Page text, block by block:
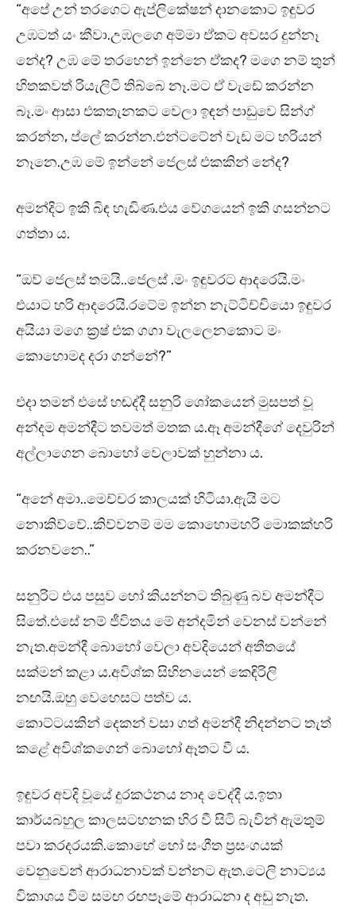
“අපේ උන් තරගෙට ඇප්ලිකේෂන් දානකොට ඉඳුවර
උඹටත් යං කීවා.උඹලගෙ අම්මා ඒකට අවසර දුන්නෑ
නේද? උඹ මේ තරහෙන් ඉන්නෙ ඒකද? මගෙ නම් තුන්
හිතකවත් රියැලිටි තිබ්බෙ නෑ.මට ඒ වැඩේ කරන්න
බෑ.මං ආසා එකතැනකට වෙලා ඉඳන් පාඩුවෙ සින්ග්
කරන්න, ප්ලේ කරන්න.එන්ටටේන් වැඩ මට හරියන්
නෑනෙ.උඹ මේ ඉන්නේ ජෙලස් එකකින් නේද?
අමන්දිට ඉකි බිඳ හැඬිණ.එය වේගයෙන් ඉකි ගසන්නට
ගත්තා ය.
“ඔව් ජෙලස් තමයි..ජෙලස් .මං ඉඳුවරට ආදරෙයි.මං
එයාට හරි ආදරෙයි.රටේම ඉන්න නැට්ටිච්චියො ඉඳුවර
අයියා මගෙ ක්‍රෂ් එක ගගා වැලලෙනකොට මං
කොහොමද දරා ගන්නේ?”
එදා තමන් එසේ හඬද්දී සනුරි ශෝකයෙන් මුසපත් වූ
අන්දම අමන්දීට තවමත් මතක ය.ඈ අමන්දීගේ දෙවුරින්
අල්ලාගෙන බොහෝ වෙලාවක් හුන්නා ය.
“අනේ අමා..මෙච්චර කාලයක් හිටියා.ඇයි මට
නොකිව්වේ..කිව්වනම් මම කොහොමහරි මොකක්හරි
කරනවනෙ..”
සනුරිට එය පසුව හෝ කියන්නට තිබුණු බව අමන්දීට
සිතේ.එසේ නම් ජීවිතය මේ අන්දමින් වෙනස් වන්නේ
නැත.අමන්දී බොහෝ වෙලා අවදියෙන් අතීතයේ
සක්මන් කළා ය.අවිශ්ක සිහිනයෙන් කෙඳිරිලි
නඟයි.ඔහු වෙහෙසට පත්ව ය.
කොට්ටයකින් දෙකන් වසා ගත් අමන්දී නිදන්නට තැත්
කළේ අවිශ්කගෙන් බොහෝ ඈතට වී ය.
ඉඳුවර අවදි වූයේ දුරකථනය නාද වෙද්දී ය.ඉතා
කාර්යබහුල කාලසටහනක හිර වී සිටි බැවින් ඇමතුම්
පවා කරදරයකි.කොහේ හෝ සංගීත ප්‍රසංගයක්
වෙනුවෙන් ආරාධනාවක් වන්නට ඇත.ටෙලි නාට්‍යය
විකාශය වීම සමඟ රඟපෑමේ ආරාධනා ද අඩු නැත.